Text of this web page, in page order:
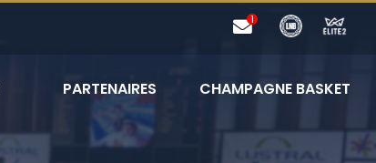
PARTENAIRES CHAMPAGNE BASKET